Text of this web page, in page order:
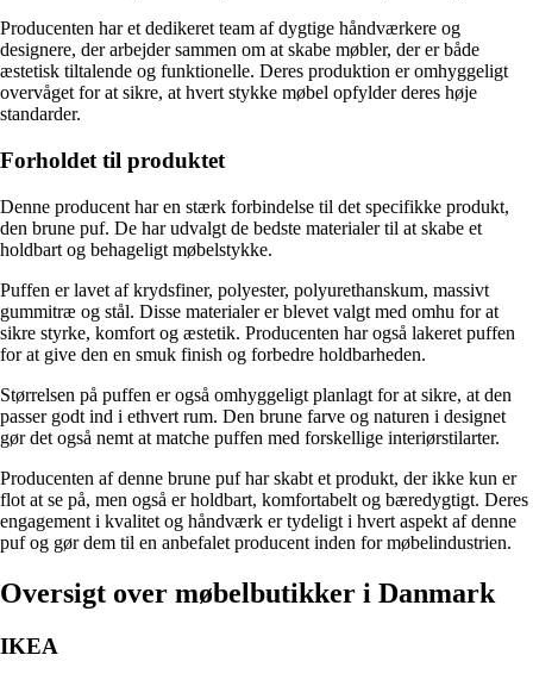
Producenten har et dedikeret team af dygtige håndværkere og
designere, der arbejder sammen om at skabe møbler, der er både
æstetisk tiltalende og funktionelle. Deres produktion er omhyggeligt
overvåget for at sikre, at hvert stykke møbel opfylder deres høje
standarder.
Forholdet til produktet
Denne producent har en stærk forbindelse til det specifikke produkt,
den brune puf. De har udvalgt de bedste materialer til at skabe et
holdbart og behageligt møbelstykke.
Puffen er lavet af krydsfiner, polyester, polyurethanskum, massivt
gummitræ og stål. Disse materialer er blevet valgt med omhu for at
sikre styrke, komfort og æstetik. Producenten har også lakeret puffen
for at give den en smuk finish og forbedre holdbarheden.
Størrelsen på puffen er også omhyggeligt planlagt for at sikre, at den
passer godt ind i ethvert rum. Den brune farve og naturen i designet
gør det også nemt at matche puffen med forskellige interiørstilarter.
Producenten af denne brune puf har skabt et produkt, der ikke kun er
flot at se på, men også er holdbart, komfortabelt og bæredygtigt. Deres
engagement i kvalitet og håndværk er tydeligt i hvert aspekt af denne
puf og gør dem til en anbefalet producent inden for møbelindustrien.
Oversigt over møbelbutikker i Danmark
IKEA